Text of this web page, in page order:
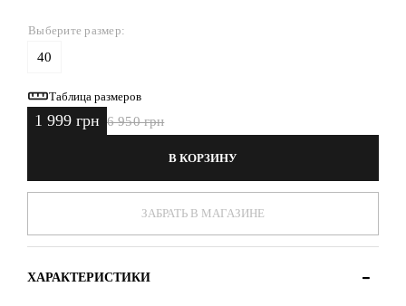
Выберите размер:
40
Таблица размеров
1 999 грн 6 950 грн
В КОРЗИНУ
ЗАБРАТЬ В МАГАЗИНЕ
ХАРАКТЕРИСТИКИ